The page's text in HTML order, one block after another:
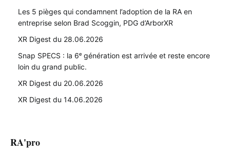
Les 5 pièges qui condamnent l’adoption de la RA en
entreprise selon Brad Scoggin, PDG d’ArborXR
XR Digest du 28.06.2026
Snap SPECS : la 6ᵉ génération est arrivée et reste encore
loin du grand public.
XR Digest du 20.06.2026
XR Digest du 14.06.2026
RA'pro